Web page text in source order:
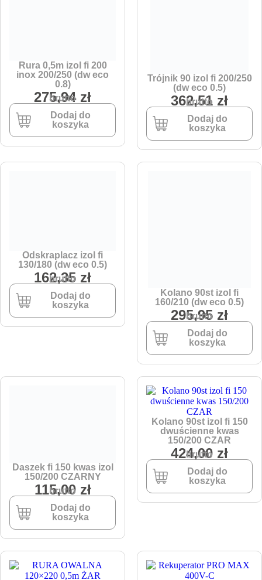
Rura 0,5m izol fi 200
inox 200/250 (dw eco
0.8)
275,94 zł
brutto
Dodaj do
koszyka
Trójnik 90 izol fi 200/250
(dw eco 0.5)
362,51 zł
brutto
Dodaj do
koszyka
Odskraplacz izol fi
130/180 (dw eco 0.5)
162,35 zł
brutto
Dodaj do
koszyka
Kolano 90st izol fi
160/210 (dw eco 0.5)
295,95 zł
brutto
Dodaj do
koszyka
Daszek fi 150 kwas izol
150/200 CZARNY
115,00 zł
brutto
Dodaj do
koszyka
Kolano 90st izol fi 150
dwuścienne kwas
150/200 CZAR
424,00 zł
brutto
Dodaj do
koszyka